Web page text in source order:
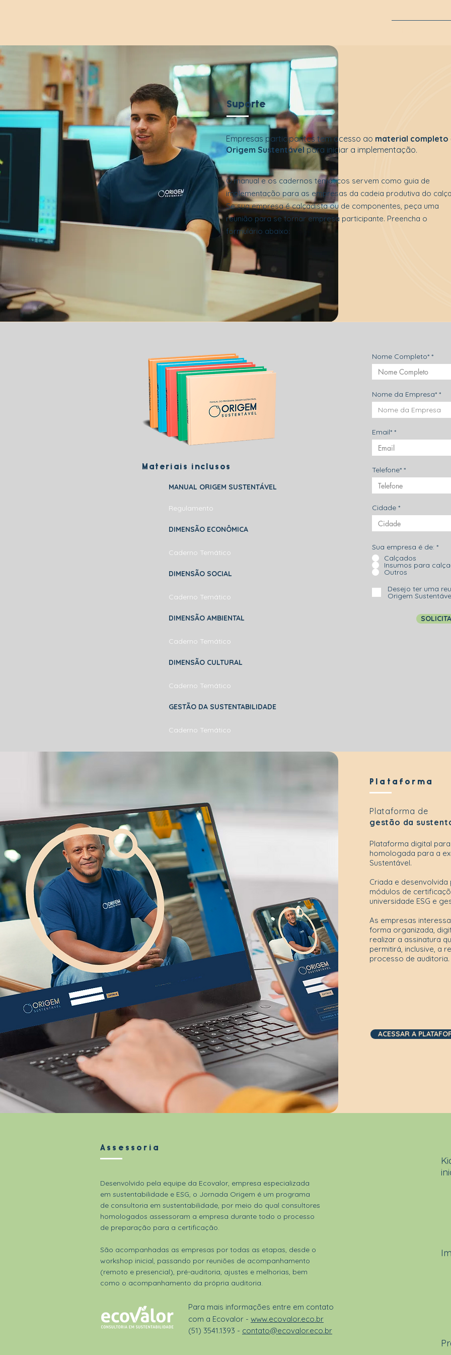
Suporte
Empresas participantes tem acesso ao material completo
Origem Sustentável para iniciar a implementação.
O manual e os cadernos temáticos servem como guia de
implementação para as empresas da cadeia produtiva do
Se sua empresa é calçadista ou de componentes, peça uma
reunião para se tornar empresa participante. Preencha o
formulário abaixo:
Materiais inclusos
MANUAL ORIGEM SUSTENTÁVEL
Regulamento
DIMENSÃO ECONÔMICA
Caderno Temático
DIMENSÃO SOCIAL
Caderno Temático
DIMENSÃO AMBIENTAL
Caderno Temático
DIMENSÃO CULTURAL
Caderno Temático
GESTÃO DA SUSTENTABILIDADE
Caderno Temático
Nome Completo*
Nome da Empresa*
Email*
Telefone*
Cidade
Sua empresa é de: *
Calçados
Insumos para
Outros
Desejo ter uma
Origem
Plataforma
Plataforma de
gestão da
Plataforma digital
homologada para a
Sustentável.
Criada e desenvolvida
módulos de
universidade ESG e
As empresas
forma organizada,
realizar a assinatura
permitirá, inclusive, a
processo de auditoria.
ACESSAR A
Assessoria
Desenvolvido pela equipe da Ecovalor, empresa especializada
em sustentabilidade e ESG, o Jornada Origem é um programa
de consultoria em sustentabilidade, por meio do qual consultores
homologados assessoram a empresa durante todo o processo
de preparação para a certificação.
São acompanhadas as empresas por todas as etapas, desde o
workshop inicial, passando por reuniões de acompanhamento
(remoto e presencial), pré-auditoria, ajustes e melhorias, bem
como o acompanhamento da própria auditoria.
Para mais informações entre em contato
com a Ecovalor - www.ecovalor.eco.br
(51) 3541.1393 - contato@ecovalor.eco.br